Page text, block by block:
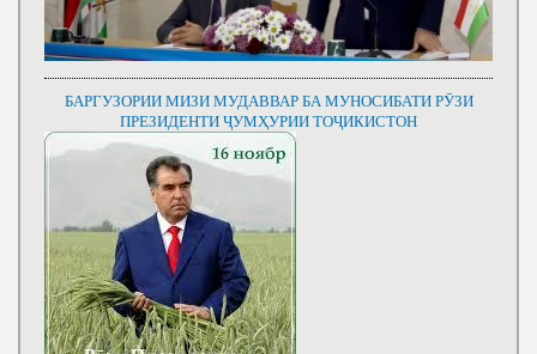
БАРГУЗОРИИ МИЗИ МУДАВВАР БА МУНОСИБАТИ РӮЗИ
ПРЕЗИДЕНТИ ҶУМҲУРИИ ТОҶИКИСТОН